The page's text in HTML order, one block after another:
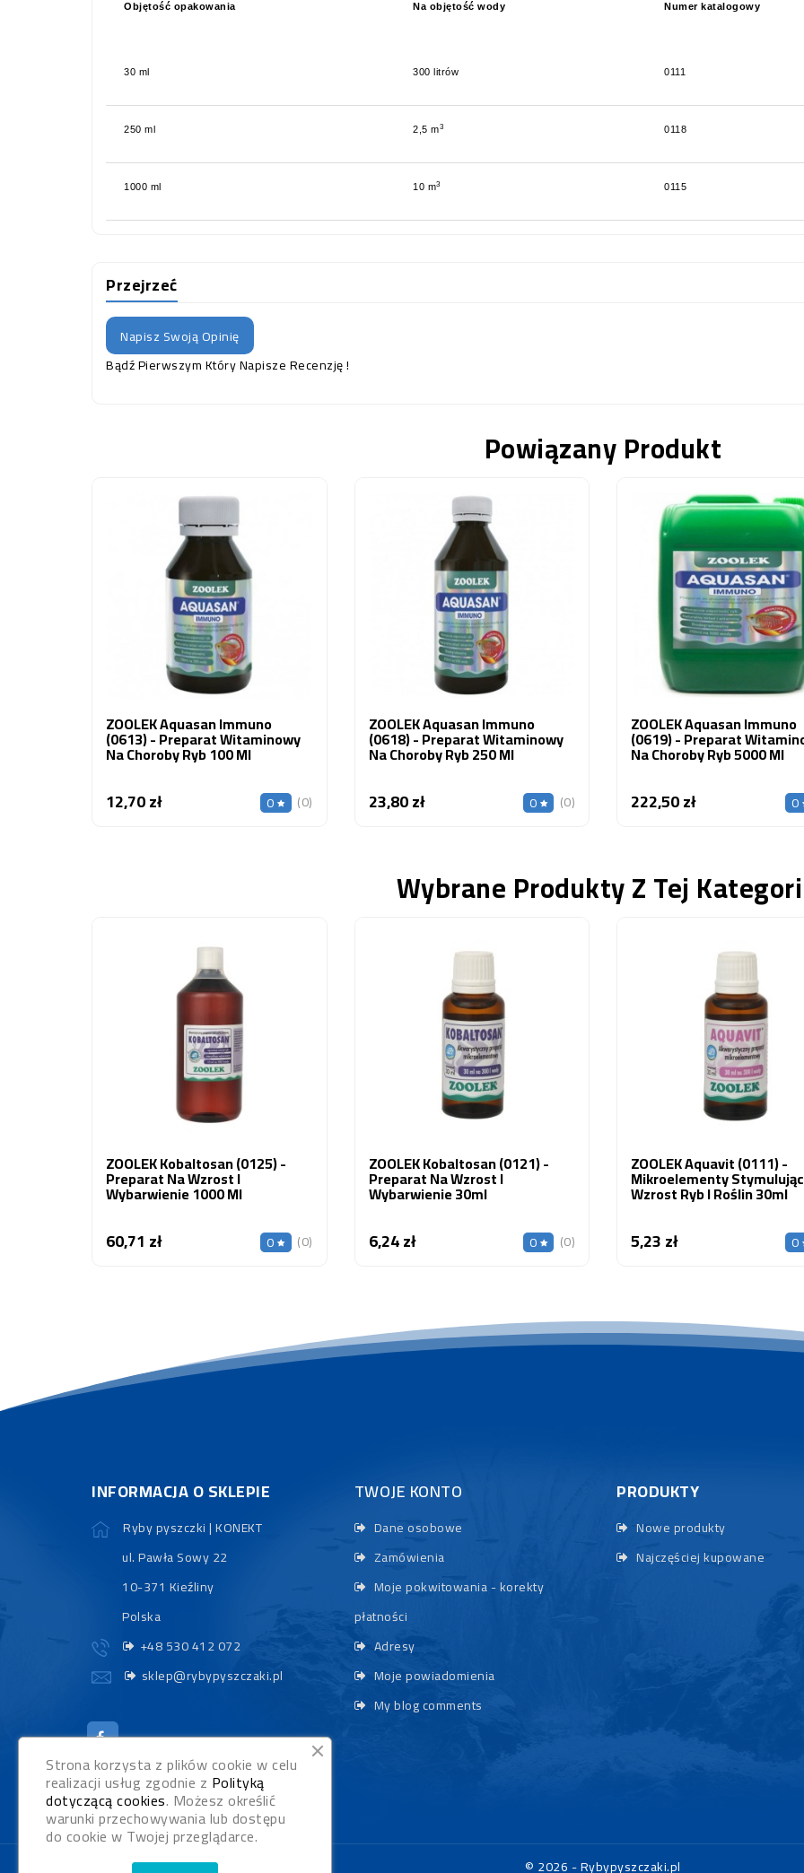
Objętość opakowania Na objętość wody Numer katalogowy
30 ml 300 litrów 0111
250 ml 2,5 m3 0118
1000 ml 10 m3 0115
Przejrzeć
Napisz Swoją Opinię
Bądź Pierwszym Który Napisze Recenzję !
Powiązany Produkt
ZOOLEK Aquasan Immuno
(0613) - Preparat Witaminowy
Na Choroby Ryb 100 Ml
12,70 złCena 0 (0)
ZOOLEK Aquasan Immuno
(0618) - Preparat Witaminowy
Na Choroby Ryb 250 Ml
23,80 złCena 0 (0)
ZOOLEK Aquasan Immuno
(0619) - Preparat
Na Choroby Ryb 5000 Ml
222,50 złCena 0
Wybrane Produkty Z Tej
ZOOLEK Kobaltosan (0125) -
Preparat Na Wzrost I
Wybarwienie 1000 Ml
60,71 złCena 0 (0)
ZOOLEK Kobaltosan (0121) -
Preparat Na Wzrost I
Wybarwienie 30ml
6,24 złCena 0 (0)
ZOOLEK Aquavit (0111) -
Mikroelementy
Wzrost Ryb I Roślin 30ml
5,23 złCena 0
INFORMACJA O SKLEPIE
Ryby pyszczki | KONEKT
ul. Pawła Sowy 22
10-371 Kieźliny
Polska
+48 530 412 072
sklep@rybypyszczaki.pl
TWOJE KONTO
Dane osobowe
Zamówienia
Moje pokwitowania - korekty
płatności
Adresy
Moje powiadomienia
My blog comments
PRODUKTY
Nowe produkty
Najczęściej kupowane
© 2026 - Rybypyszczaki.pl
Strona korzysta z plików cookie w celu
realizacji usług zgodnie z Polityką
dotyczącą cookies. Możesz określić
warunki przechowywania lub dostępu
do cookie w Twojej przeglądarce.